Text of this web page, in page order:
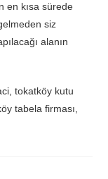
en kısa sürede
siz
alanın
tokatköy kutu
tabela firması,